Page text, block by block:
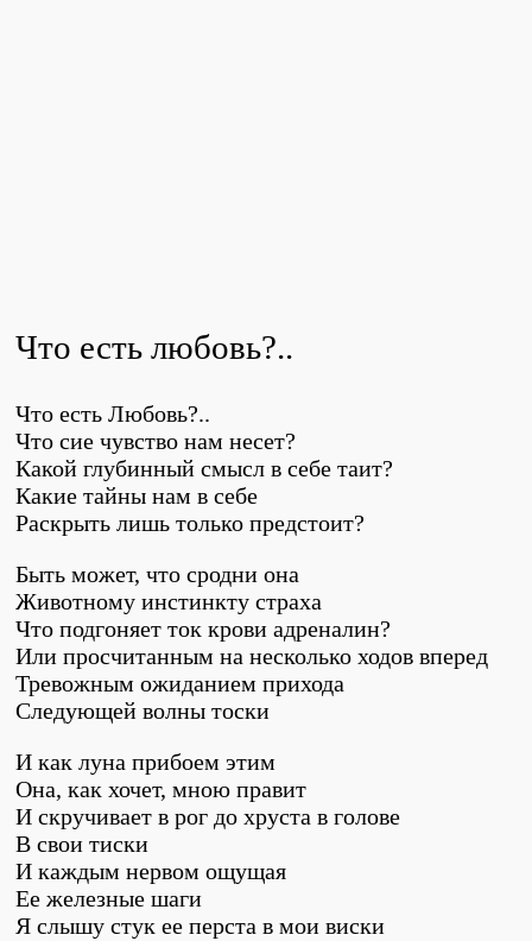
Что есть любовь?..
Что есть Любовь?..
Что сие чувство нам несет?
Какой глубинный смысл в себе таит?
Какие тайны нам в себе
Раскрыть лишь только предстоит?
Быть может, что сродни она
Животному инстинкту страха
Что подгоняет ток крови адреналин?
Или просчитанным на несколько ходов вперед
Тревожным ожиданием прихода
Следующей волны тоски
И как луна прибоем этим
Она, как хочет, мною правит
И скручивает в рог до хруста в голове
В свои тиски
И каждым нервом ощущая
Ее железные шаги
Я слышу стук ее перста в мои виски